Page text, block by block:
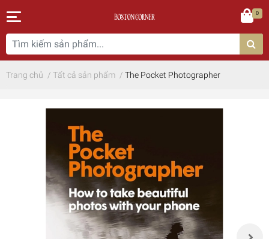
0
Trang chủ / Tất cả sản phẩm / The Pocket Photographer